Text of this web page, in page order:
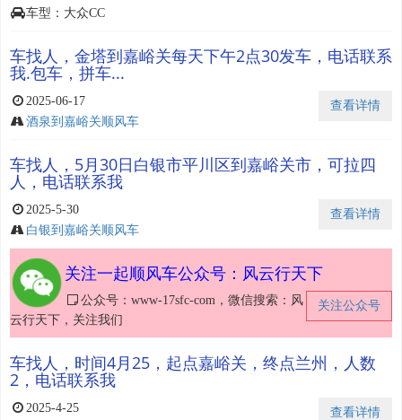
车型：大众CC
车找人，金塔到嘉峪关每天下午2点30发车，电话联系
我.包车，拼车...
查看详情
2025-06-17
酒泉到嘉峪关顺风车
车找人，5月30日白银市平川区到嘉峪关市，可拉四
人，电话联系我
查看详情
2025-5-30
白银到嘉峪关顺风车
关注一起顺风车公众号：风云行天下
关注公众号
公众号：www-17sfc-com，微信搜索：风
云行天下，关注我们
车找人，时间4月25，起点嘉峪关，终点兰州，人数
2，电话联系我
查看详情
2025-4-25